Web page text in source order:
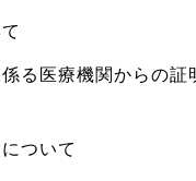
る医療機関からの
ついて